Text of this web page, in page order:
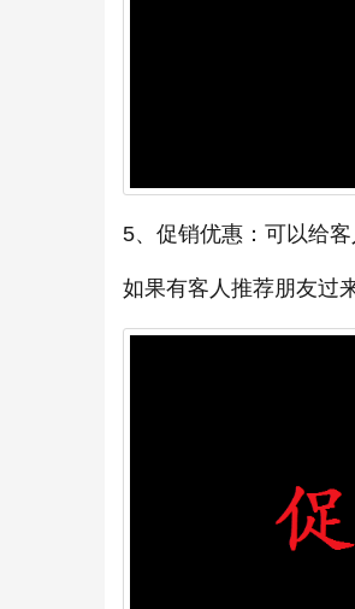
5、促销优惠：可以给
如果有客人推荐朋友过